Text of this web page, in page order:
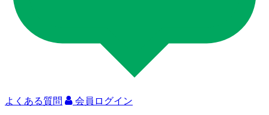
よくある質問 会員ログイン